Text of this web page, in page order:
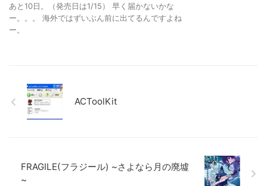
あと10日。（発売日は1/15） 早く届かないかな
ー。。。 海外ではずいぶん前に出てるんですよね
ー。
ACToolKit
FRAGILE(フラジール) ~さよなら月の廃墟
~